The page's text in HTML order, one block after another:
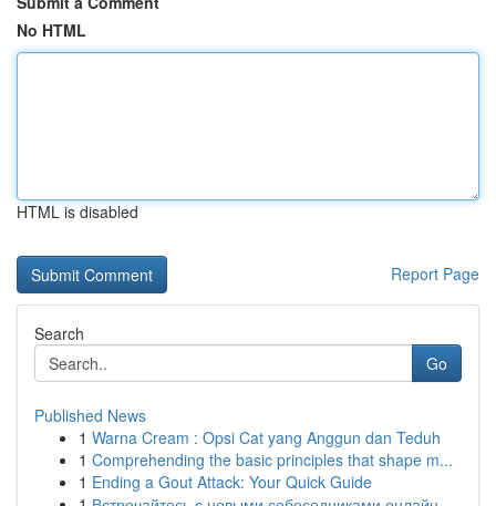
No HTML
HTML is disabled
Report Page
Search
Go
Published News
1 Warna Cream : Opsi Cat yang Anggun dan Teduh
1 Comprehending the basic principles that shape m...
1 Ending a Gout Attack: Your Quick Guide